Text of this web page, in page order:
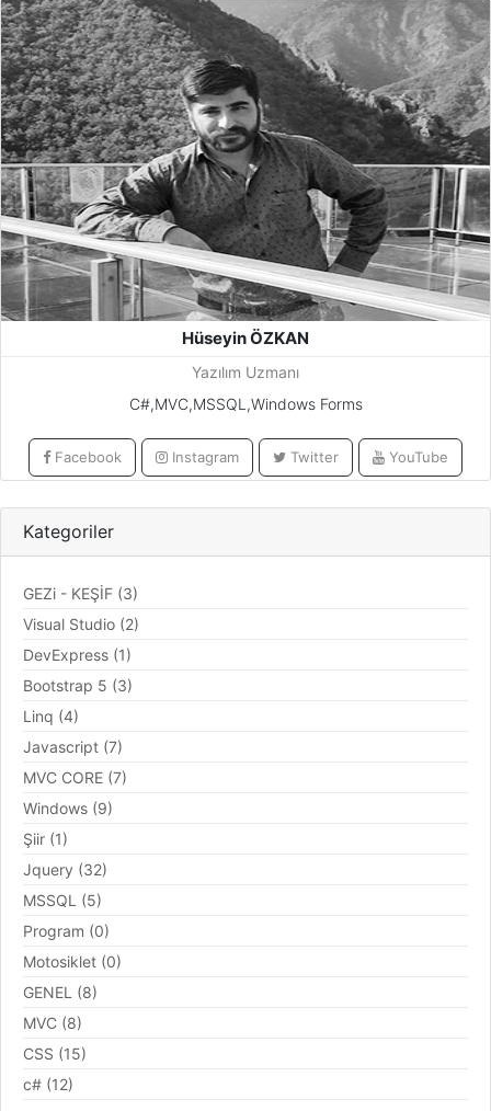
Hüseyin ÖZKAN
Yazılım Uzmanı
C#,MVC,MSSQL,Windows Forms
Facebook Instagram Twitter YouTube
Kategoriler
GEZi - KEŞİF (3)
Visual Studio (2)
DevExpress (1)
Bootstrap 5 (3)
Linq (4)
Javascript (7)
MVC CORE (7)
Windows (9)
Şiir (1)
Jquery (32)
MSSQL (5)
Program (0)
Motosiklet (0)
GENEL (8)
MVC (8)
CSS (15)
c# (12)